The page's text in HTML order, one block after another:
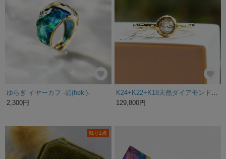
ゆらぎ イヤーカフ -碧(heki)-
2,300円
129,800円
残り1点